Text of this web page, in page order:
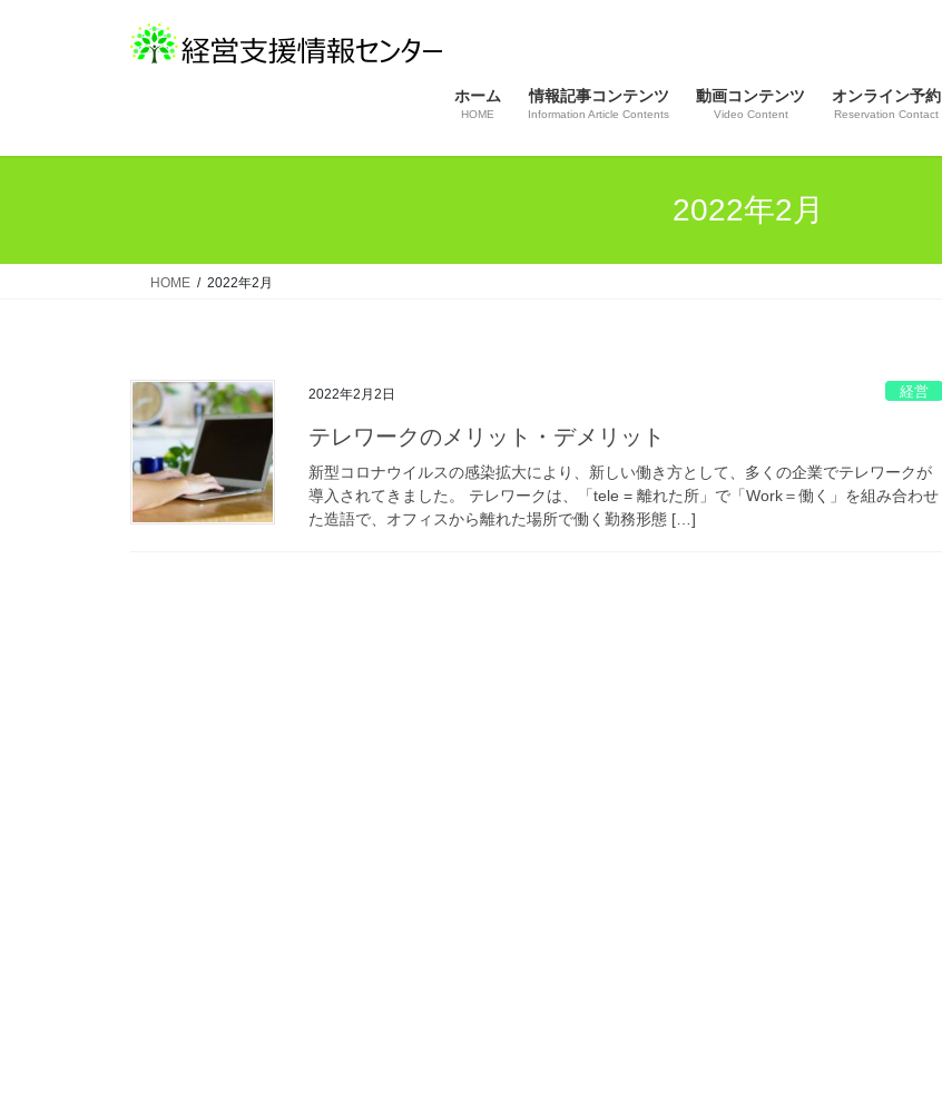
ホーム
HOME
情報記事コンテンツ
Information Article Contents
動画コンテンツ
Video Content
オンライン予約
Reservation Contact
2022年2月
HOME 2022年2月
2022年2月2日 経営
テレワークのメリット・デメリット
新型コロナウイルスの感染拡大により、新しい働き方として、多くの企業でテレワークが
導入されてきました。 テレワークは、「tele = 離れた所」で「Work＝働く」を組み合わせ
た造語で、オフィスから離れた場所で働く勤務形態 […]